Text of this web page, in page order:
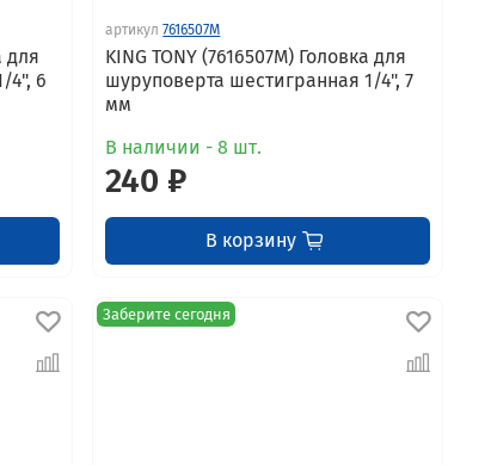
для
4", 6
артикул 7616507M
KING TONY (7616507M) Головка для
шуруповерта шестигранная 1/4", 7
мм
В наличии - 8 шт.
240 ₽
В корзину
Заберите сегодня